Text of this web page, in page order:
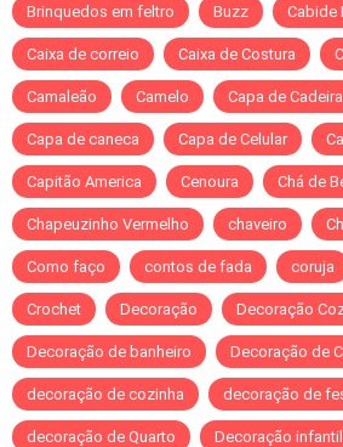
Brinquedos em feltro Buzz Cabide
Caixa de correio Caixa de Costura
Camaleão Camelo Capa de Cadeira
Capa de caneca Capa de Celular
Capitão America Cenoura Chá de
Chapeuzinho Vermelho chaveiro
Como faço contos de fada coruja
Crochet Decoração Decoração
Decoração de banheiro Decoração de
decoração de cozinha decoração de
decoração de Quarto Decoração infantil